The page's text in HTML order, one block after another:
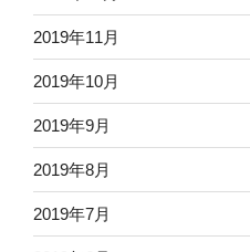
2019年11月
2019年10月
2019年9月
2019年8月
2019年7月